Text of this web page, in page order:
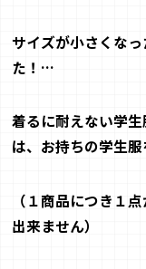
サイズが小さくな
た！ …
着るに耐えない学
は、お持ちの学生服
（１商品につき１
出来ません）